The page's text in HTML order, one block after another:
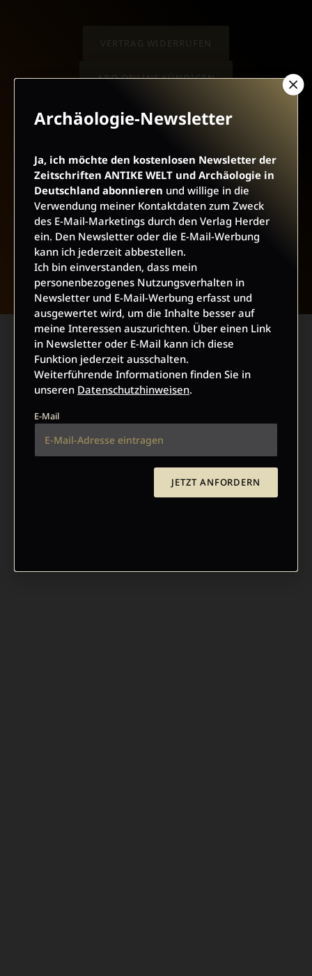
VERTRAG WIDERRUFEN
ABO ONLINE KÜNDIGEN
NACH OBEN
Archäologie-Newsletter
Ja, ich möchte den kostenlosen Newsletter der
Zeitschriften ANTIKE WELT und Archäologie in
Deutschland abonnieren und willige in die
Verwendung meiner Kontaktdaten zum Zweck
des E-Mail-Marketings durch den Verlag Herder
ein. Den Newsletter oder die E-Mail-Werbung
kann ich jederzeit abbestellen.
Ich bin einverstanden, dass mein
personenbezogenes Nutzungsverhalten in
Newsletter und E-Mail-Werbung erfasst und
ausgewertet wird, um die Inhalte besser auf
meine Interessen auszurichten. Über einen Link
in Newsletter oder E-Mail kann ich diese
Funktion jederzeit ausschalten.
Weiterführende Informationen finden Sie in
unseren Datenschutzhinweisen.
E-Mail
JETZT ANFORDERN